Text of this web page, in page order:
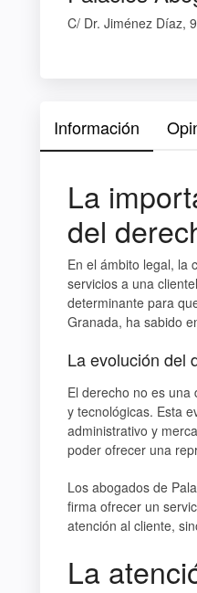
C/ Dr. Jiménez Díaz,
Información
La
del
En el ámbito legal, la
servicios a una
determinante para
Granada, ha sabido
La evolución del
El derecho no es una
y tecnológicas. Esta
administrativo y
poder ofrecer una
Los abogados de
firma ofrecer un
atención al cliente,
La